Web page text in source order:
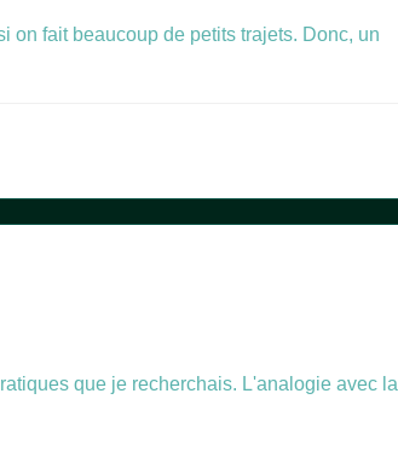
on fait beaucoup de petits trajets. Donc, un
que je recherchais. L'analogie avec la